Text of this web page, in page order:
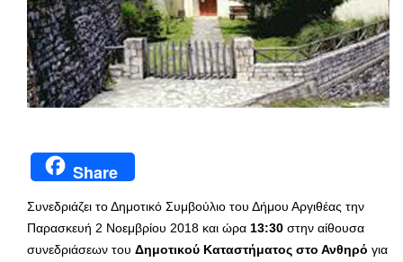
Share
Συνεδριάζει το Δημοτικό Συμβούλιο του Δήμου Αργιθέας την
Παρασκευή 2 Νοεμβρίου 2018 και ώρα 13:30 στην αίθουσα
συνεδριάσεων του Δημοτικού Καταστήματος στο Ανθηρό για